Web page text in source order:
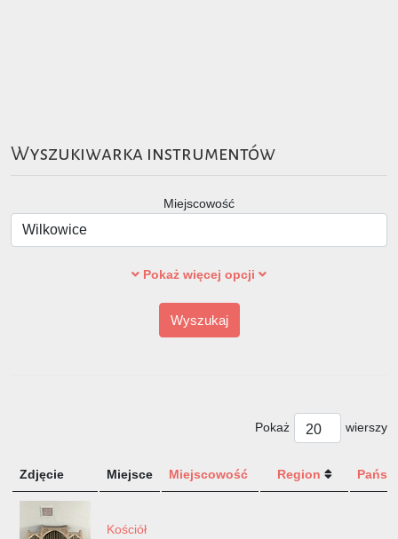
Wyszukiwarka instrumentów
Miejscowość
Pokaż więcej opcji
Wyszukaj
Pokaż wierszy
Zdjęcie Miejsce Miejscowość Region
Kościół